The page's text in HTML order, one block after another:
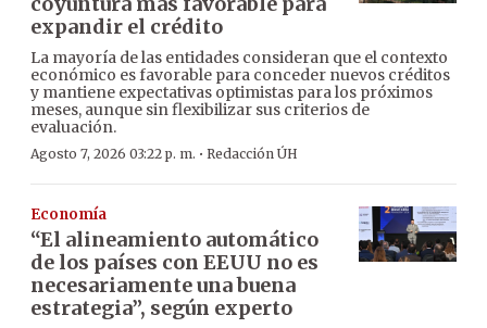
expandir el crédito
La mayoría de las entidades consideran que el contexto
económico es favorable para conceder nuevos créditos
y mantiene expectativas optimistas para los próximos
meses, aunque sin flexibilizar sus criterios de
evaluación.
Agosto 7, 2026 03:22 p. m. · Redacción ÚH
Economía
“El alineamiento automático
de los países con EEUU no es
necesariamente una buena
estrategia”, según experto